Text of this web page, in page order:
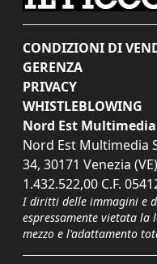
CONDIZIONI DI
GERENZA
PRIVACY
WHISTLEBLOWING
Nord Est Multimedia
Nord Est Multimedia
34, 30171 Venezia
1.432.522,00 C.F.
I diritti delle immagini e
espressamente vietata
mezzo e l'adattamento